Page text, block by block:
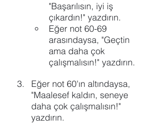
"Başarılısın, iyi iş
çıkardın!" yazdırın.
Eğer not 60-69
arasındaysa, "Geçtin
ama daha çok
çalışmalısın!" yazdırın.
Eğer not 60'ın altındaysa,
"Maalesef kaldın, seneye
daha çok çalışmalısın!"
yazdırın.